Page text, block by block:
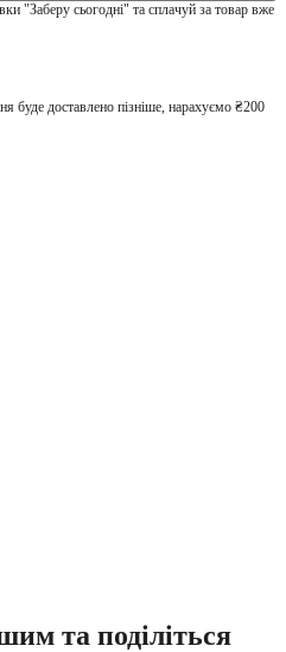
"Заберу сьогодні" та сплачуй за товар вже
буде доставлено пізніше, нарахуємо ₴200
та поділіться